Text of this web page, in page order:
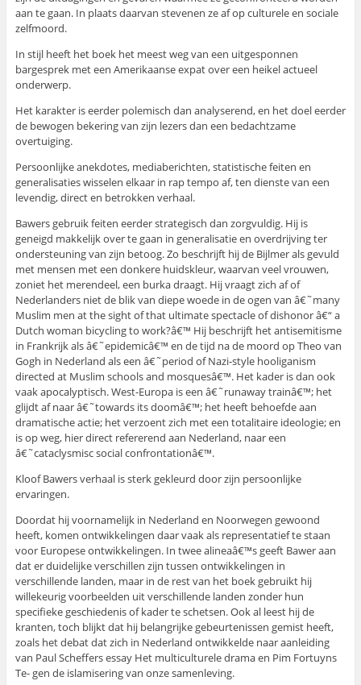
aan te gaan. In plaats daarvan stevenen ze af op culturele en sociale
zelfmoord.
In stijl heeft het boek het meest weg van een uitgesponnen
bargesprek met een Amerikaanse expat over een heikel actueel
onderwerp.
Het karakter is eerder polemisch dan analyserend, en het doel eerder
de bewogen bekering van zijn lezers dan een bedachtzame
overtuiging.
Persoonlijke anekdotes, mediaberichten, statistische feiten en
generalisaties wisselen elkaar in rap tempo af, ten dienste van een
levendig, direct en betrokken verhaal.
Bawers gebruik feiten eerder strategisch dan zorgvuldig. Hij is
geneigd makkelijk over te gaan in generalisatie en overdrijving ter
ondersteuning van zijn betoog. Zo beschrijft hij de Bijlmer als gevuld
met mensen met een donkere huidskleur, waarvan veel vrouwen,
zoniet het merendeel, een burka draagt. Hij vraagt zich af of
Nederlanders niet de blik van diepe woede in de ogen van â€˜many
Muslim men at the sight of that ultimate spectacle of dishonor â€“ a
Dutch woman bicycling to work?â€™ Hij beschrijft het antisemitisme
in Frankrijk als â€˜epidemicâ€™ en de tijd na de moord op Theo van
Gogh in Nederland als een â€˜period of Nazi-style hooliganism
directed at Muslim schools and mosquesâ€™. Het kader is dan ook
vaak apocalyptisch. West-Europa is een â€˜runaway trainâ€™; het
glijdt af naar â€˜towards its doomâ€™; het heeft behoefde aan
dramatische actie; het verzoent zich met een totalitaire ideologie; en
is op weg, hier direct refererend aan Nederland, naar een
â€˜cataclysmisc social confrontationâ€™.
Kloof Bawers verhaal is sterk gekleurd door zijn persoonlijke
ervaringen.
Doordat hij voornamelijk in Nederland en Noorwegen gewoond
heeft, komen ontwikkelingen daar vaak als representatief te staan
voor Europese ontwikkelingen. In twee alineaâ€™s geeft Bawer aan
dat er duidelijke verschillen zijn tussen ontwikkelingen in
verschillende landen, maar in de rest van het boek gebruikt hij
willekeurig voorbeelden uit verschillende landen zonder hun
specifieke geschiedenis of kader te schetsen. Ook al leest hij de
kranten, toch blijkt dat hij belangrijke gebeurtenissen gemist heeft,
zoals het debat dat zich in Nederland ontwikkelde naar aanleiding
van Paul Scheffers essay Het multiculturele drama en Pim Fortuyns
Te- gen de islamisering van onze samenleving.